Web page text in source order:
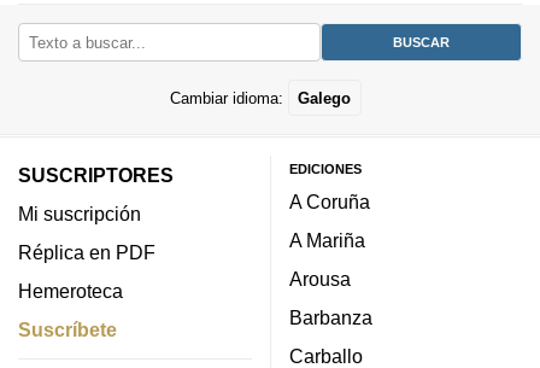
Cambiar idioma: Galego
SUSCRIPTORES
Mi suscripción
Réplica en PDF
Hemeroteca
Suscríbete
EDICIONES
A Coruña
A Mariña
Arousa
Barbanza
Carballo